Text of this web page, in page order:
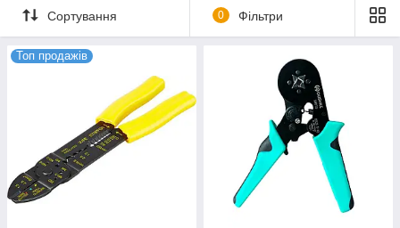
Сортування 0 Фільтри
Топ продажів